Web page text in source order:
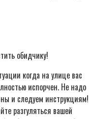
обидчику!
когда на улице вас
испорчен. Не надо
и следуем инструкциям!
разгуляться вашей